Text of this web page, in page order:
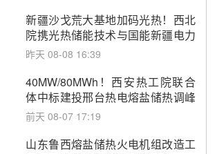
新疆沙戈荒大基地加码光热！西北
院携光热储能技术与国能新疆电力
深化战略合作
昨天 08-08 16:39
40MW/80MWh！西安热工院联合
体中标建投邢台热电熔盐储热调峰
调频改造EPC项目
前天 08-07 17:19
山东鲁西熔盐储热火电机组改造工